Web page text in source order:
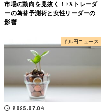
市場の動向を見抜く！FXトレーダ
ーの為替予測術と女性リーダーの
影響
ドル円ニュース
2025.07.04